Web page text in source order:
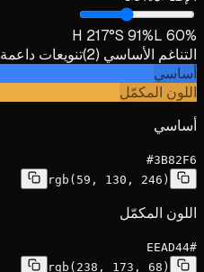
H 217°S 91%L 60%
التناغم الأساسي (
2
)تنويعات داعمة
أساسي
اللون المكمّل
أساسي
#3B82F6
rgb(59, 130, 246)
اللون المكمّل
#EEAD44
rgb(238, 173, 68)